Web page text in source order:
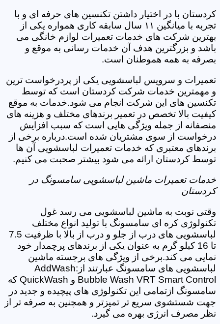
کردستان با در اختیار داشتن تکنسین های حرفه ای و با
تجربه با میانگین ۱۱ سال سابقه کاری همواره یکی از
بهترین شرکت های خدمات تعمیرات لوازم خانگی می
باشد و بزرگترین هدف آن خدمات رسانی به موقع و
بصرفه به همه هموطنان است.
تعمیرات و سرویس لباسشویی یکی از پردرخواست ترین
و مهمترین خدمات شرکت کردستان است که توسط
تکنسین های این شرکت انجام می شود.خدمات به موقع
کیفیت بالا تخصص در تعمیر برندهای مختلف و هزینه های
منصفانه از جمله ویژگی هایی است که سبب افزایش
درخواست از سوی مشتریان شده است.درباره برخی از
برندهای معتبری که خدمات تعمیرات لباسشویی آن ها
توسط کردستان ارائه می شود بیشتر صحبت می کنیم.
خدمات تعمیرات ماشین لباسشویی سامسونگ در
کردستان
وقتی نوبت به ماشین لباسشویی می رسد غول
تکنولوژی کره ای سامسونگ با تولید انواع مختلف
لباسشویی های درب از جلو و درب از بالا با ظرفیت 7.5
تا 16 کیلو گرم به عنوان یکی از برندهای پرچمدار خود
نمایی می کند.برخی از ویژگی های برجسته ماشین
لباسشویی های سامسونگ عبارتند از:AddWash
Bubble Wash VRT Smart Control و QuickWash که
سامسونگ ازتمامی این تکنولوژی های پیچیده و جدید در
جهت شستشوی سریع تر تمیزتر و همچنین به صرفه تر از
نظر مصرف انرژی بهره می گیرد.